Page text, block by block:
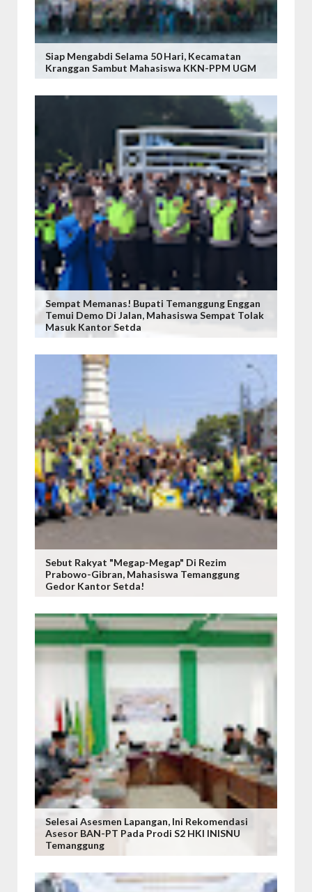
Siap Mengabdi Selama 50 Hari, Kecamatan
Kranggan Sambut Mahasiswa KKN-PPM UGM
Sempat Memanas! Bupati Temanggung Enggan
Temui Demo Di Jalan, Mahasiswa Sempat Tolak
Masuk Kantor Setda
Sebut Rakyat "Megap-Megap" Di Rezim
Prabowo-Gibran, Mahasiswa Temanggung
Gedor Kantor Setda!
Selesai Asesmen Lapangan, Ini Rekomendasi
Asesor BAN-PT Pada Prodi S2 HKI INISNU
Temanggung